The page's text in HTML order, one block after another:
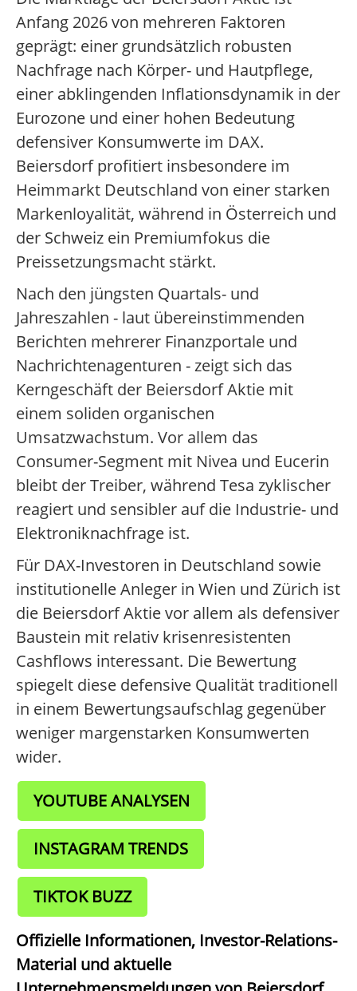
Anfang 2026 von mehreren Faktoren
geprägt: einer grundsätzlich robusten
Nachfrage nach Körper- und Hautpflege,
einer abklingenden Inflationsdynamik in der
Eurozone und einer hohen Bedeutung
defensiver Konsumwerte im DAX.
Beiersdorf profitiert insbesondere im
Heimmarkt Deutschland von einer starken
Markenloyalität, während in Österreich und
der Schweiz ein Premiumfokus die
Preissetzungsmacht stärkt.
Nach den jüngsten Quartals- und
Jahreszahlen - laut übereinstimmenden
Berichten mehrerer Finanzportale und
Nachrichtenagenturen - zeigt sich das
Kerngeschäft der Beiersdorf Aktie mit
einem soliden organischen
Umsatzwachstum. Vor allem das
Consumer-Segment mit Nivea und Eucerin
bleibt der Treiber, während Tesa zyklischer
reagiert und sensibler auf die Industrie- und
Elektroniknachfrage ist.
Für DAX-Investoren in Deutschland sowie
institutionelle Anleger in Wien und Zürich ist
die Beiersdorf Aktie vor allem als defensiver
Baustein mit relativ krisenresistenten
Cashflows interessant. Die Bewertung
spiegelt diese defensive Qualität traditionell
in einem Bewertungsaufschlag gegenüber
weniger margenstarken Konsumwerten
wider.
YOUTUBE ANALYSEN
INSTAGRAM TRENDS
TIKTOK BUZZ
Offizielle Informationen, Investor-Relations-
Material und aktuelle